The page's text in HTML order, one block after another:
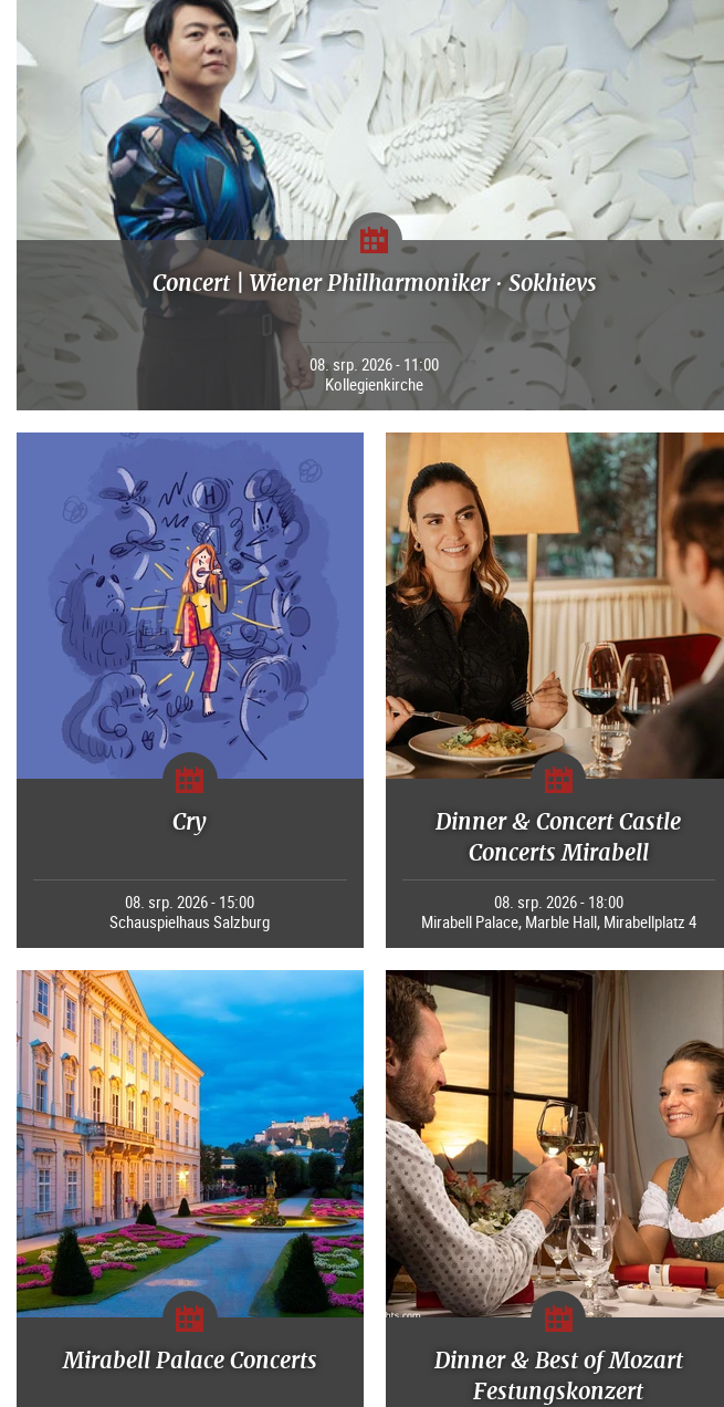
Concert | Wiener Philharmoniker · Sokhievs
08. srp. 2026 - 11:00
Kollegienkirche
Cry
08. srp. 2026 - 15:00
Schauspielhaus Salzburg
Dinner & Concert Castle
Concerts Mirabell
08. srp. 2026 - 18:00
Mirabell Palace, Marble Hall, Mirabellplatz 4
Mirabell Palace Concerts
Dinner & Best of Mozart
Festungskonzert